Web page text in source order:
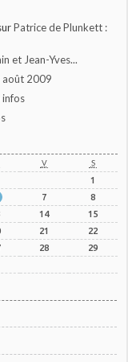
Patrice de Plunkett :
et Jean-Yves...
août 2009
V S
1
7
8
14
15
21
22
28
29